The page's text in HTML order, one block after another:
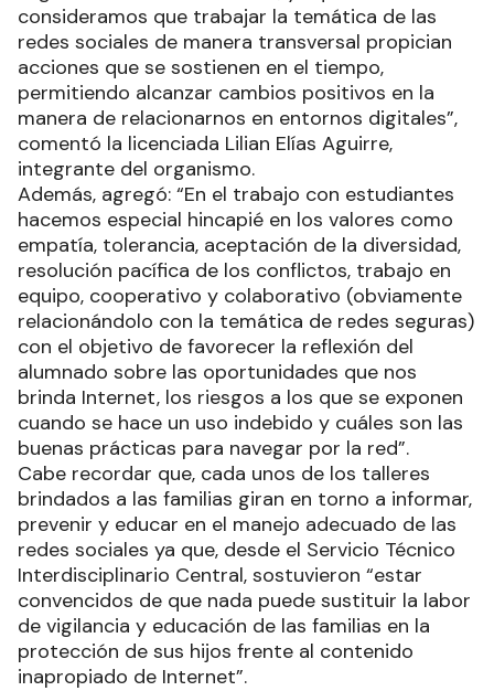
consideramos que trabajar la temática de las
redes sociales de manera transversal propician
acciones que se sostienen en el tiempo,
permitiendo alcanzar cambios positivos en la
manera de relacionarnos en entornos digitales”,
comentó la licenciada Lilian Elías Aguirre,
integrante del organismo.
Además, agregó: “En el trabajo con estudiantes
hacemos especial hincapié en los valores como
empatía, tolerancia, aceptación de la diversidad,
resolución pacífica de los conflictos, trabajo en
equipo, cooperativo y colaborativo (obviamente
relacionándolo con la temática de redes seguras)
con el objetivo de favorecer la reflexión del
alumnado sobre las oportunidades que nos
brinda Internet, los riesgos a los que se exponen
cuando se hace un uso indebido y cuáles son las
buenas prácticas para navegar por la red”.
Cabe recordar que, cada unos de los talleres
brindados a las familias giran en torno a informar,
prevenir y educar en el manejo adecuado de las
redes sociales ya que, desde el Servicio Técnico
Interdisciplinario Central, sostuvieron “estar
convencidos de que nada puede sustituir la labor
de vigilancia y educación de las familias en la
protección de sus hijos frente al contenido
inapropiado de Internet”.